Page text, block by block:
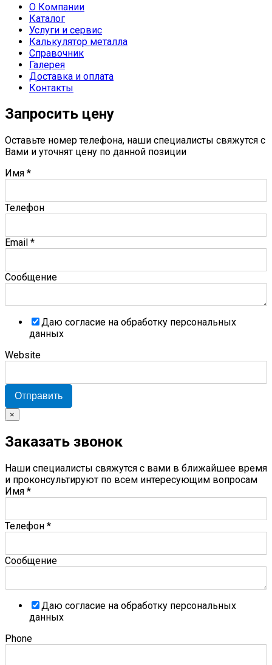
О Компании
Каталог
Услуги и сервис
Калькулятор металла
Справочник
Галерея
Доставка и оплата
Контакты
Запросить цену
Оставьте номер телефона, наши специалисты свяжутся с
Вами и уточнят цену по данной позиции
Имя *
Телефон
Email *
Сообщение
Даю согласие на обработку персональных
данных
Website
Отправить
×
Заказать звонок
Наши специалисты свяжутся с вами в ближайшее время
и проконсультируют по всем интересующим вопросам
Имя *
Телефон *
Сообщение
Даю согласие на обработку персональных
данных
Phone